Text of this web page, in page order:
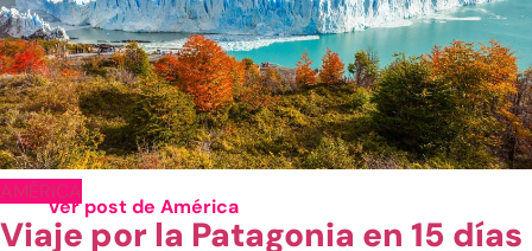
Ver post de América
China
AMÉRICA
Viaje por la Patagonia en 15 días